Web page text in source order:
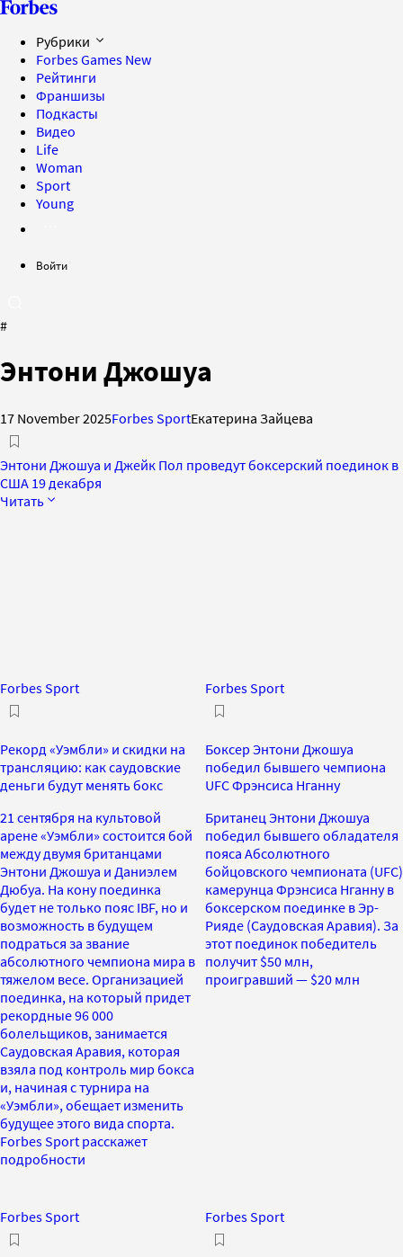
Рубрики
Forbes Games New
Рейтинги
Франшизы
Подкасты
Видео
Life
Woman
Sport
Young
Войти
#
Энтони Джошуа
17 November 2025Forbes SportЕкатерина Зайцева
Энтони Джошуа и Джейк Пол проведут боксерский поединок в
США 19 декабря
Читать
Forbes Sport
Рекорд «Уэмбли» и скидки на
трансляцию: как саудовские
деньги будут менять бокс
21 сентября на культовой
арене «Уэмбли» состоится бой
между двумя британцами
Энтони Джошуа и Даниэлем
Дюбуа. На кону поединка
будет не только пояс IBF, но и
возможность в будущем
подраться за звание
абсолютного чемпиона мира в
тяжелом весе. Организацией
поединка, на который придет
рекордные 96 000
болельщиков, занимается
Саудовская Аравия, которая
взяла под контроль мир бокса
и, начиная с турнира на
«Уэмбли», обещает изменить
будущее этого вида спорта.
Forbes Sport расскажет
подробности
Forbes Sport
Боксер Энтони Джошуа
победил бывшего чемпиона
UFC Фрэнсиса Нганну
Британец Энтони Джошуа
победил бывшего обладателя
пояса Абсолютного
бойцовского чемпионата (UFC)
камерунца Фрэнсиса Нганну в
боксерском поединке в Эр-
Рияде (Саудовская Аравия). За
этот поединок победитель
получит $50 млн,
проигравший — $20 млн
Forbes Sport Forbes Sport